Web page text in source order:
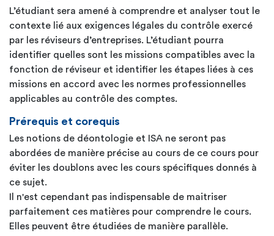
L’étudiant sera amené à comprendre et analyser tout le
contexte lié aux exigences légales du contrôle exercé
par les réviseurs d’entreprises. L’étudiant pourra
identifier quelles sont les missions compatibles avec la
fonction de réviseur et identifier les étapes liées à ces
missions en accord avec les normes professionnelles
applicables au contrôle des comptes.
Prérequis et corequis
Les notions de déontologie et ISA ne seront pas
abordées de manière précise au cours de ce cours pour
éviter les doublons avec les cours spécifiques donnés à
ce sujet.
Il n'est cependant pas indispensable de maitriser
parfaitement ces matières pour comprendre le cours.
Elles peuvent être étudiées de manière parallèle.